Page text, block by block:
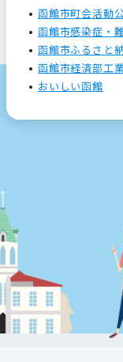
函館市町会活動
函館市感染症・
函館市ふるさと
函館市経済部工
おいしい函館